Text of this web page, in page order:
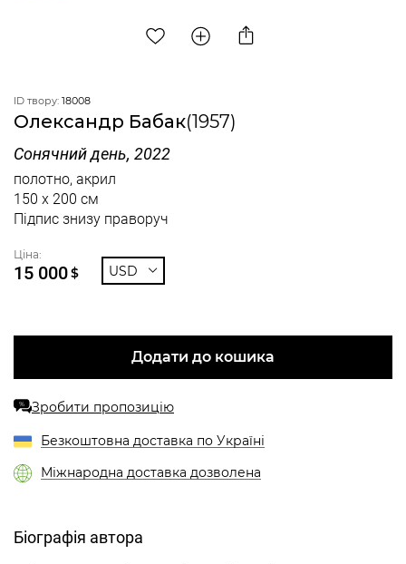
ID твору: 18008
Олександр Бабак(1957)
Сонячний день, 2022
полотно, акрил
150 x 200 см
Підпис знизу праворуч
Ціна:
15 000$ USD
Додати до кошика
% Зробити пропозицію
Безкоштовна доставка по Україні
Міжнародна доставка дозволена
Біографія автора